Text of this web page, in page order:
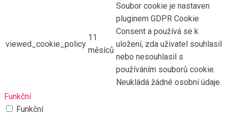
viewed_cookie_policy
11
měsíců
Soubor cookie je nastaven
pluginem GDPR Cookie
Consent a používá se k
uložení, zda uživatel souhlasil
nebo nesouhlasil s
používáním souborů cookie.
Neukládá žádné osobní údaje.
Funkční
Funkční